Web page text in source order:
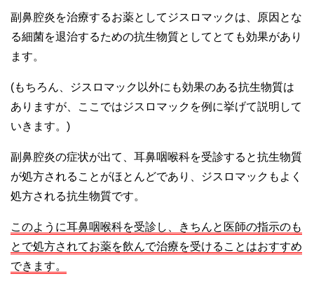
副鼻腔炎を治療するお薬としてジスロマックは、原因とな
る細菌を退治するための抗生物質としてとても効果があり
ます。
(もちろん、ジスロマック以外にも効果のある抗生物質は
ありますが、ここではジスロマックを例に挙げて説明して
いきます。)
副鼻腔炎の症状が出て、耳鼻咽喉科を受診すると抗生物質
が処方されることがほとんどであり、ジスロマックもよく
処方される抗生物質です。
このように耳鼻咽喉科を受診し、きちんと医師の指示のも
とで処方されてお薬を飲んで治療を受けることはおすすめ
できます。